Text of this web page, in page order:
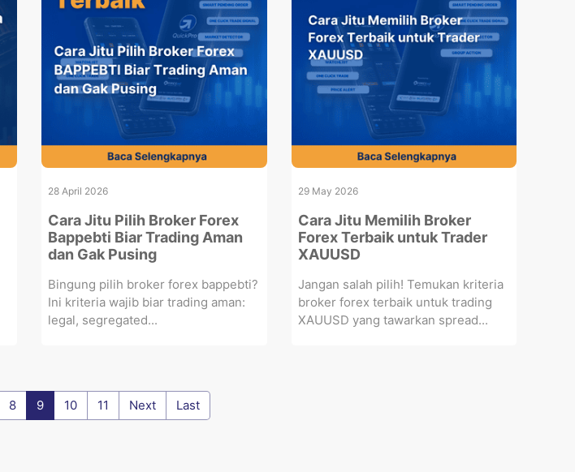
28 April 2026
Cara Jitu Pilih Broker Forex
Bappebti Biar Trading Aman
dan Gak Pusing
Bingung pilih broker forex bappebti?
Ini kriteria wajib biar trading aman:
legal, segregated...
29 May 2026
Cara Jitu Memilih Broker
Forex Terbaik untuk Trader
XAUUSD
Jangan salah pilih! Temukan kriteria
broker forex terbaik untuk trading
XAUUSD yang tawarkan spread...
8 9 10 11 Next Last